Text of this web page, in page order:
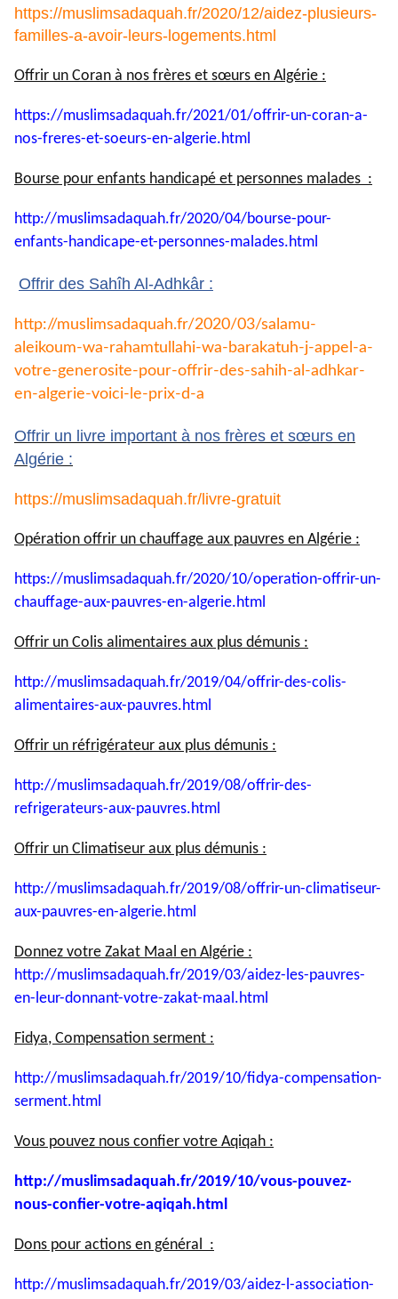
https://muslimsadaquah.fr/2020/12/aidez-plusieurs-
familles-a-avoir-leurs-logements.html
Offrir un Coran à nos frères et sœurs en Algérie :
https://muslimsadaquah.fr/2021/01/offrir-un-coran-a-
nos-freres-et-soeurs-en-algerie.html
Bourse pour enfants handicapé et personnes malades :
http://muslimsadaquah.fr/2020/04/bourse-pour-
enfants-handicape-et-personnes-malades.html
Offrir des Sahîh Al-Adhkâr :
http://muslimsadaquah.fr/2020/03/salamu-
aleikoum-wa-rahamtullahi-wa-barakatuh-j-appel-a-
votre-generosite-pour-offrir-des-sahih-al-adhkar-
en-algerie-voici-le-prix-d-a
Offrir un livre important à nos frères et sœurs en
Algérie :
https://muslimsadaquah.fr/ livre-gratuit
Opération offrir un chauffage aux pauvres en Algérie :
https://muslimsadaquah.fr/2020/10/operation-offrir-un-
chauffage-aux-pauvres-en-algerie.html
Offrir un Colis alimentaires aux plus démunis :
http://muslimsadaquah.fr/2019/04/offrir-des-colis-
alimentaires-aux-pauvres.html
Offrir un réfrigérateur aux plus démunis :
http://muslimsadaquah.fr/2019/08/offrir-des-
refrigerateurs-aux-pauvres.html
Offrir un Climatiseur aux plus démunis :
http://muslimsadaquah.fr/2019/08/offrir-un-climatiseur-
aux-pauvres-en-algerie.html
Donnez votre Zakat Maal en Algérie :
http://muslimsadaquah.fr/2019/03/aidez-les-pauvres-
en-leur-donnant-votre-zakat-maal.html
Fidya, Compensation serment :
http://muslimsadaquah.fr/2019/10/fidya-compensation-
serment.html
Vous pouvez nous confier votre Aqiqah :
http://muslimsadaquah.fr/2019/10/vous-pouvez-
nous-confier-votre-aqiqah.html
Dons pour actions en général :
http://muslimsadaquah.fr/2019/03/aidez-l-association-